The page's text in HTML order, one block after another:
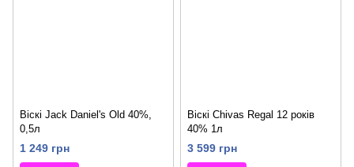
Віскі Jack Daniel's Old 40%,
0,5л
1 249 грн
Віскі Chivas Regal 12 років
40% 1л
3 599 грн